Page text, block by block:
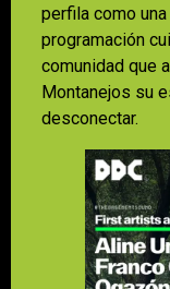
perfila como
programación
comunidad que
Montanejos su
desconectar.